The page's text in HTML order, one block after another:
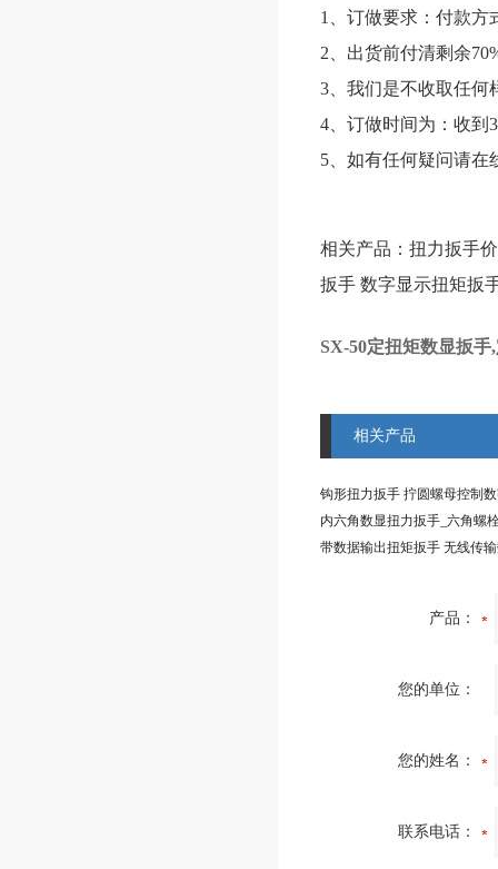
1、订做要求：付款方
2、出货前付清剩余
3、我们是不收取任何
4、订做时间为：收到
5、如有任何疑问请在
相关产品： 扭力扳手
扳手 数字显示扭矩扳
SX-50定扭矩数显扳
相关产品
产品：
您的单位：
您的姓名：
联系电话：